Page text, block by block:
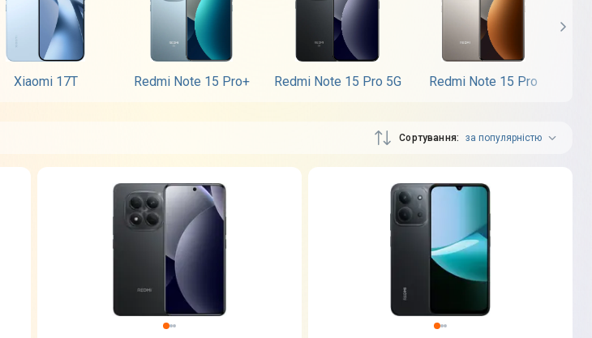
Xiaomi 17T Redmi Note 15 Pro+ Redmi Note 15 Pro 5G Redmi Note 15 Pro
Сортування за популярністю